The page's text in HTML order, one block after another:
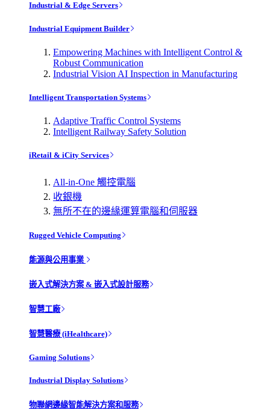
Industrial & Edge Servers
Industrial Equipment Builder
Empowering Machines with Intelligent Control &
Robust Communication
Industrial Vision AI Inspection in Manufacturing
Intelligent Transportation Systems
Adaptive Traffic Control Systems
Intelligent Railway Safety Solution
iRetail & iCity Services
All-in-One 觸控電腦
收銀機
無所不在的邊緣運算電腦和伺服器
Rugged Vehicle Computing
能源與公用事業
嵌入式解決方案 & 嵌入式設計服務
智慧工廠
智慧醫療 (iHealthcare)
Gaming Solutions
Industrial Display Solutions
物聯網邊緣智能解決方案和服務